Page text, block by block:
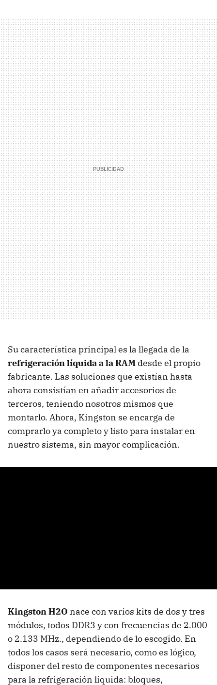
Su característica principal es la llegada de la
refrigeración líquida a la RAM desde el propio
fabricante. Las soluciones que existían hasta
ahora consistían en añadir accesorios de
terceros, teniendo nosotros mismos que
montarlo. Ahora, Kingston se encarga de
comprarlo ya completo y listo para instalar en
nuestro sistema, sin mayor complicación.
Kingston H2O nace con varios kits de dos y tres
módulos, todos DDR3 y con frecuencias de 2.000
o 2.133 MHz., dependiendo de lo escogido. En
todos los casos será necesario, como es lógico,
disponer del resto de componentes necesarios
para la refrigeración líquida: bloques,